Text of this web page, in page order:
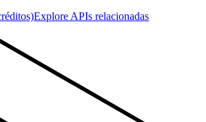
Explore APIs relacionadas